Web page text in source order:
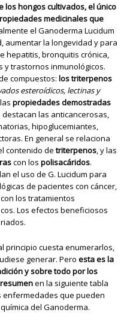
los hongos cultivados, el único
medicinales que
el Ganoderma Lucidum
aumentar la longevidad y para
hepatitis, bronquitis crónica,
y trastornos inmunológicos.
compuestos:los triterpenos
esteroídicos, lectinas y
laspropiedades demostradas
las anticancerosas,
hipoglucemiantes,
En general se relaciona
contenido detriterpenos, y las
con lospolisacáridos.
el uso de G. Lucidum para
de pacientes con cáncer,
los tratamientos
Los efectos beneficiosos
principio cuesta enumerarlos,
generar. Peroesta es la
y sobre todo por los
en la siguiente tabla
que pueden
del Ganoderma.